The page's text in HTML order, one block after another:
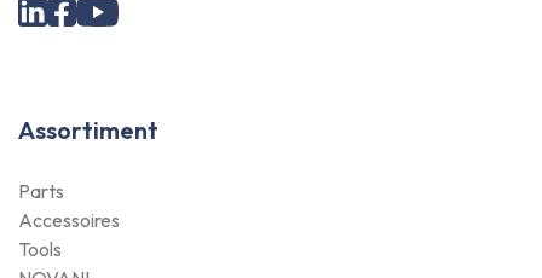
Assortiment
Parts
Accessoires
Tools